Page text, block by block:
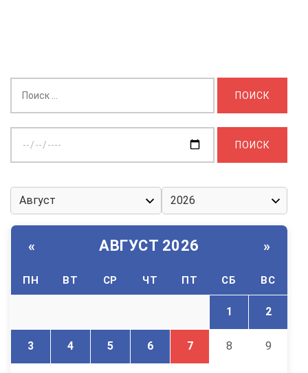
дату:
« АВГУСТ 2026 »
ПН ВТ СР ЧТ ПТ СБ ВС
1 2
3 4 5 6 7 8 9